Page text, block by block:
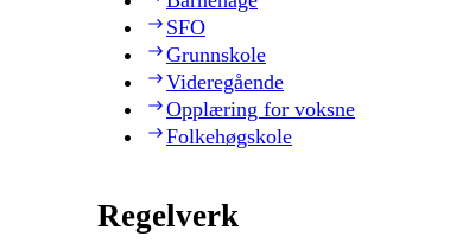
SFO
Grunnskole
Videregående
Opplæring for voksne
Folkehøgskole
Regelverk